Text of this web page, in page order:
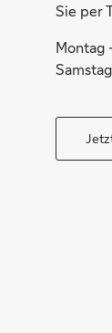
Sie per
Montag